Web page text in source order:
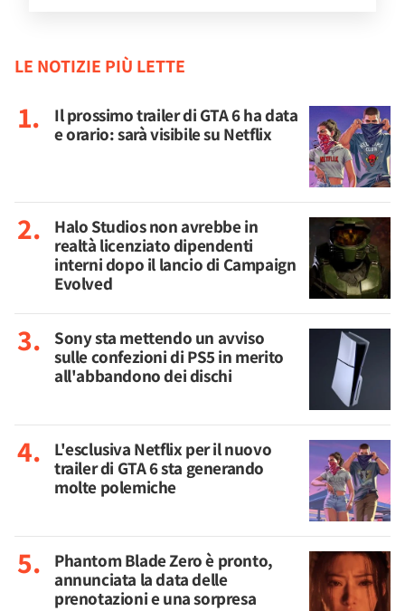
LE NOTIZIE PIÙ LETTE
Il prossimo trailer di GTA 6 ha data
e orario: sarà visibile su Netflix
Halo Studios non avrebbe in
realtà licenziato dipendenti
interni dopo il lancio di Campaign
Evolved
Sony sta mettendo un avviso
sulle confezioni di PS5 in merito
all'abbandono dei dischi
L'esclusiva Netflix per il nuovo
trailer di GTA 6 sta generando
molte polemiche
Phantom Blade Zero è pronto,
annunciata la data delle
prenotazioni e una sorpresa